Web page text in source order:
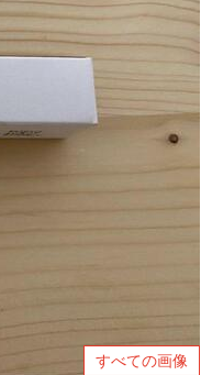
すべての画像